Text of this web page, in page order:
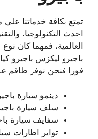
احدث التكنولوجيا،
باجيرو ليكزس باجيرو
فورا فنحن نوفر طاقم
دينمو سيارة
سلف سيارة
سفايف سيارة
تواير اطارات